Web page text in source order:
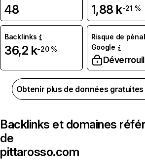
48 1,88 k-21 %
Backlinks
36,2 k-20 %
Risque de
Google
Obtenir plus de données
Backlinks et domaines
de
pittarosso.com